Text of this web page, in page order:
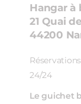
Hangar à
21 Quai
44200
24/24
Le guichet